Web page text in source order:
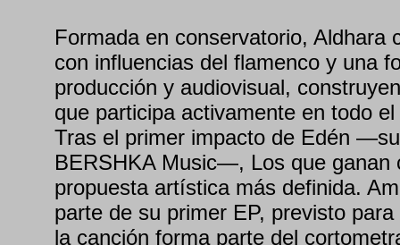
Formada en conservatorio, Aldhara
con influencias del flamenco y una
producción y audiovisual,
que participa activamente en todo
Tras el primer impacto de Edén
BERSHKA Music—, Los que ganan
propuesta artística más definida.
parte de su primer EP, previsto
la canción forma parte del